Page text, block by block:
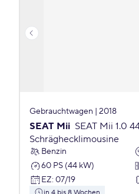
Gebrauchtwagen | 2018
SEAT Mii SEAT Mii 1.0
Schräghecklimousine
Benzin
60 PS (44 kW)
EZ: 07/19